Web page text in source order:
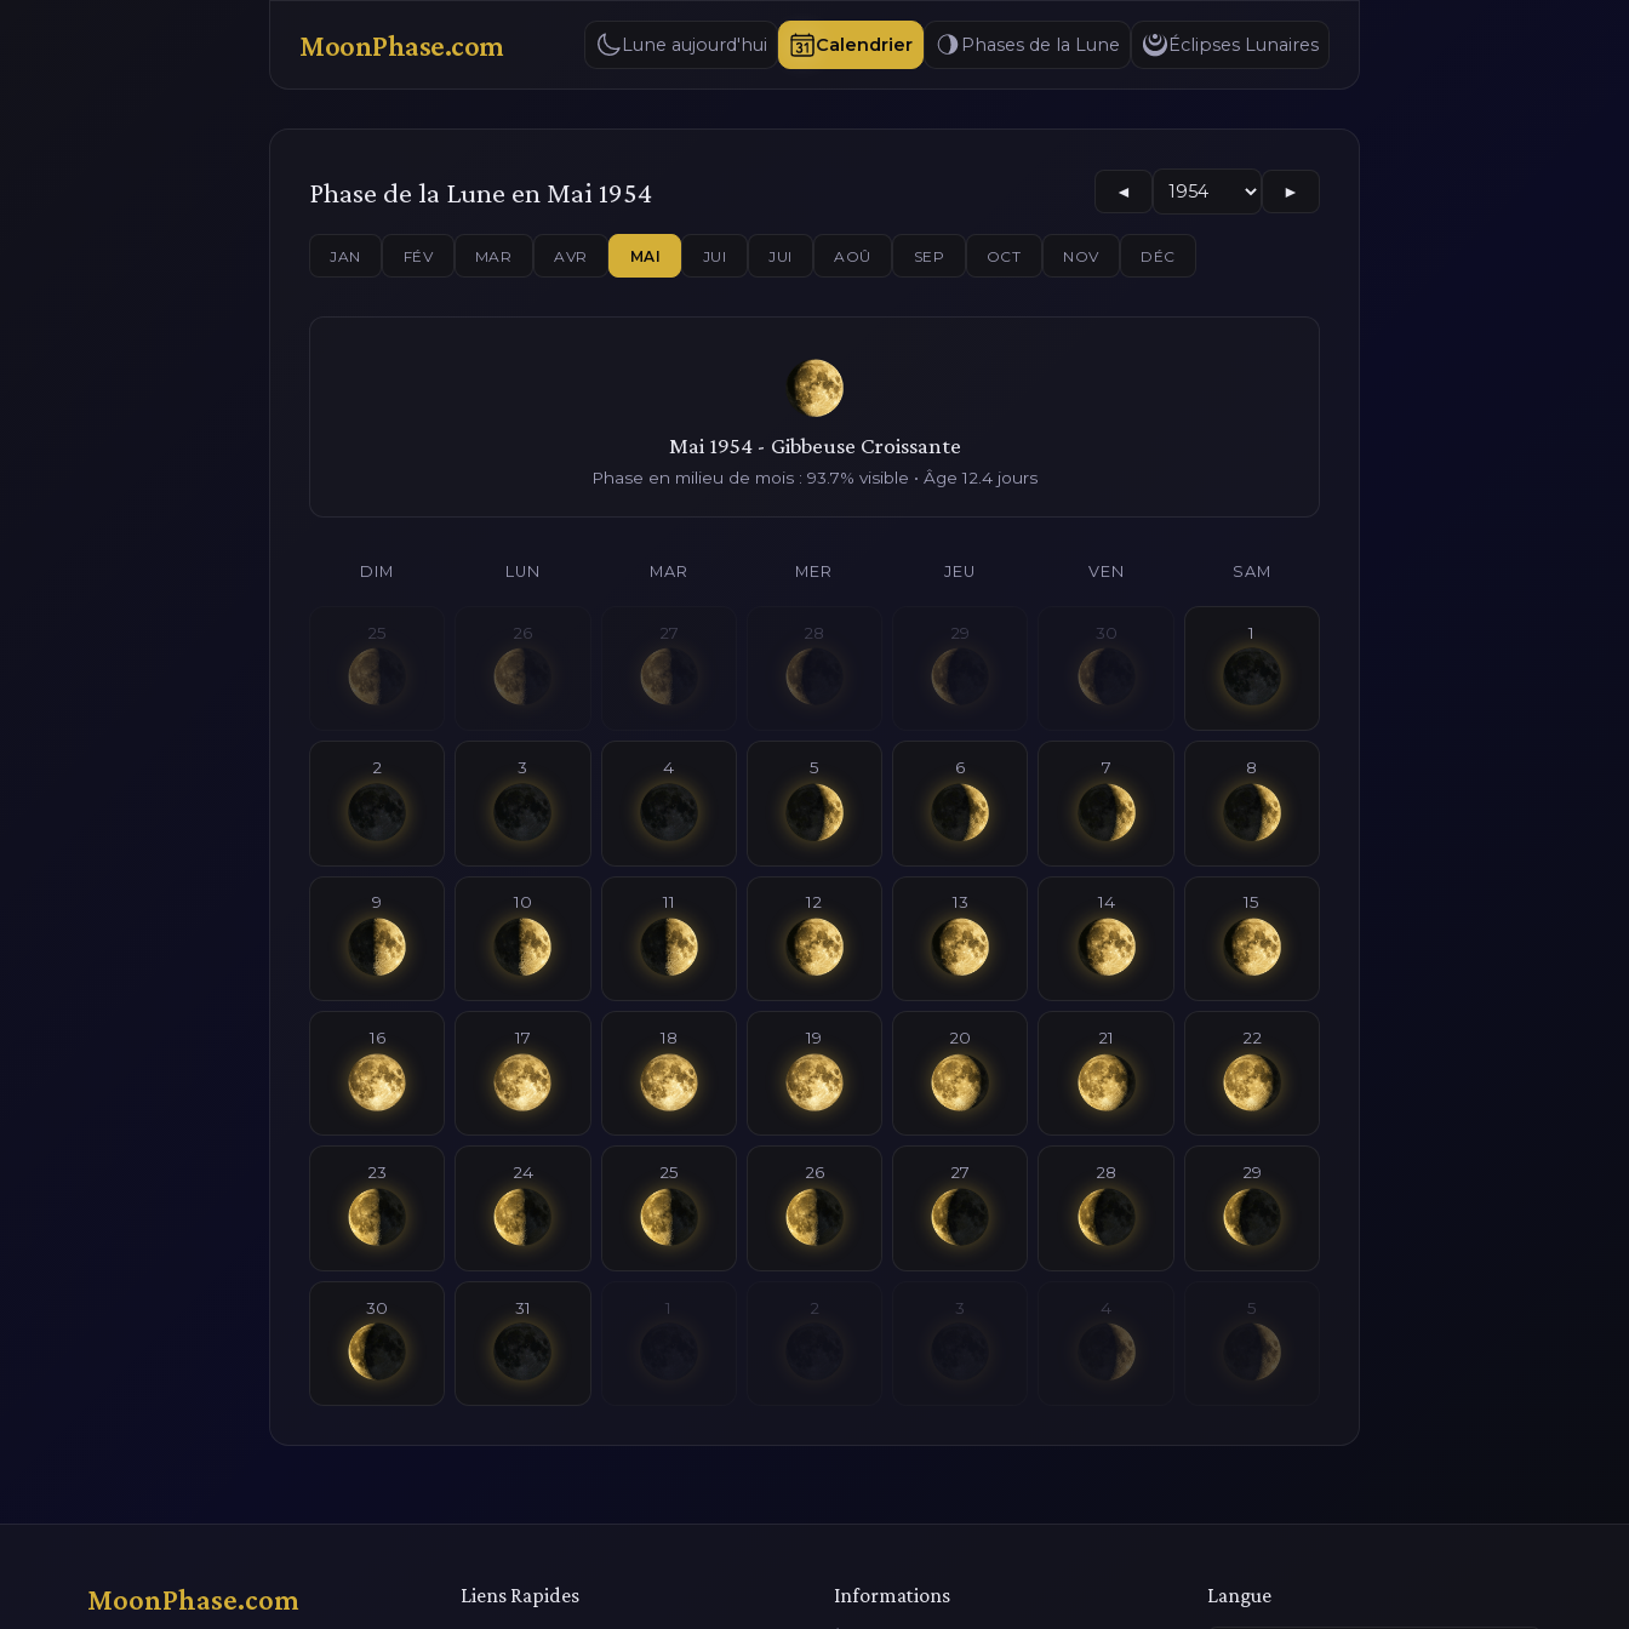
MoonPhase.com Lune aujourd'hui Calendrier Phases de la Lune Éclipses Lunaires
Phase de la Lune en Mai 1954 ◄ ►
JAN FÉV MAR AVR MAI JUI JUI AOÛ SEP OCT NOV DÉC
Mai 1954 - Gibbeuse Croissante
Phase en milieu de mois : 93.7% visible • Âge 12.4 jours
DIM LUN MAR MER JEU VEN SAM
25 26 27 28 29 30 1
2 3 4 5 6 7 8
9 10 11 12 13 14 15
16 17 18 19 20 21 22
23 24 25 26 27 28 29
30 31 1 2 3 4 5
MoonPhase.com Liens Rapides Informations Langue